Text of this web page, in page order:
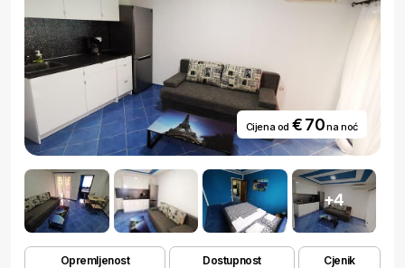
Cijena od € 70na noć
+4
Opremljenost Dostupnost Cjenik